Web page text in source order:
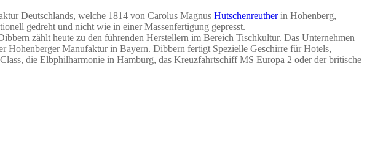
Deutschlands, welche 1814 von Carolus Magnus Hutschenreutherin Hohenberg,
gedreht und nicht wie in einer Massenfertigung gepresst.
zählt heute zu den führenden Herstellern im Bereich Tischkultur. Das Unternehmen
Hohenberger Manufaktur in Bayern. Dibbern fertigt Spezielle Geschirre für Hotels,
die Elbphilharmonie in Hamburg, das Kreuzfahrtschiff MS Europa 2 oder der britische